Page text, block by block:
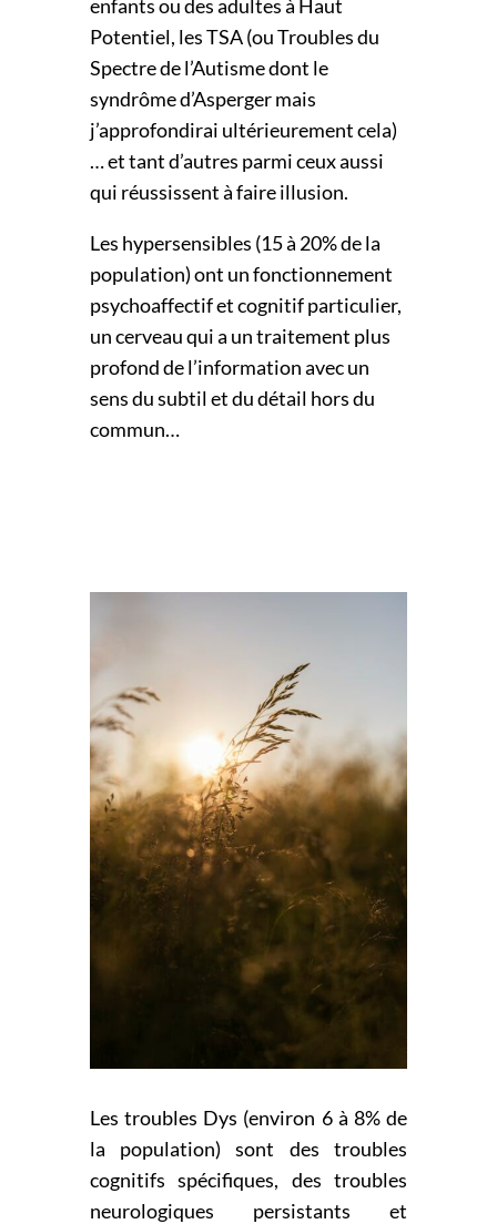
enfants ou des adultes à Haut
Potentiel, les TSA (ou Troubles du
Spectrede l’Autisme dont le
syndrôme d’Asperger mais
j’approfondirai ultérieurement cela)
… et tant d’autres parmi ceux aussi
qui réussissent à faire illusion.
Les hypersensibles (15 à 20% de la
population) ont un fonctionnement
psychoaffectif et cognitifparticulier,
un cerveau qui a un traitement plus
profond de l’information avec un
sens du subtil etdu détail hors du
commun…
Les troubles Dys (environ 6 à 8% de
la population) sont des troubles
cognitifs spécifiques, des troubles
neurologiques persistants et